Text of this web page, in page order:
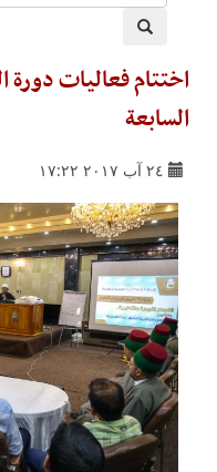
اختتام فعاليات دورة
السابعة
٢٤ آب ٢٠١٧ ١٧:٢٢